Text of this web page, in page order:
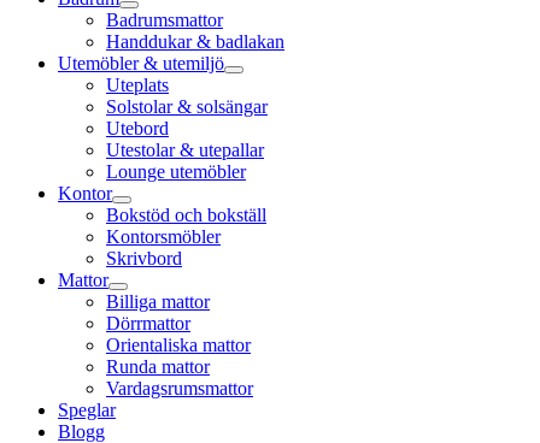
Badrumsmattor
Handdukar & badlakan
Utemöbler & utemiljö
Uteplats
Solstolar & solsängar
Utebord
Utestolar & utepallar
Lounge utemöbler
Kontor
Bokstöd och bokställ
Kontorsmöbler
Skrivbord
Mattor
Billiga mattor
Dörrmattor
Orientaliska mattor
Runda mattor
Vardagsrumsmattor
Speglar
Blogg